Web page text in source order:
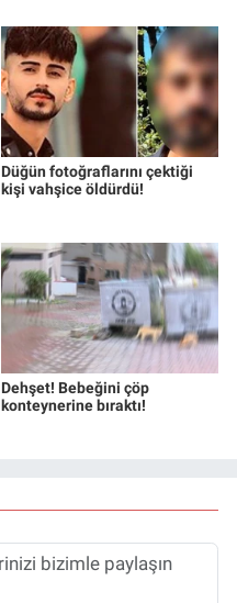
Düğün fotoğraflarını çektiği
kişi vahşice öldürdü!
Dehşet! Bebeğini çöp
konteynerine bıraktı!